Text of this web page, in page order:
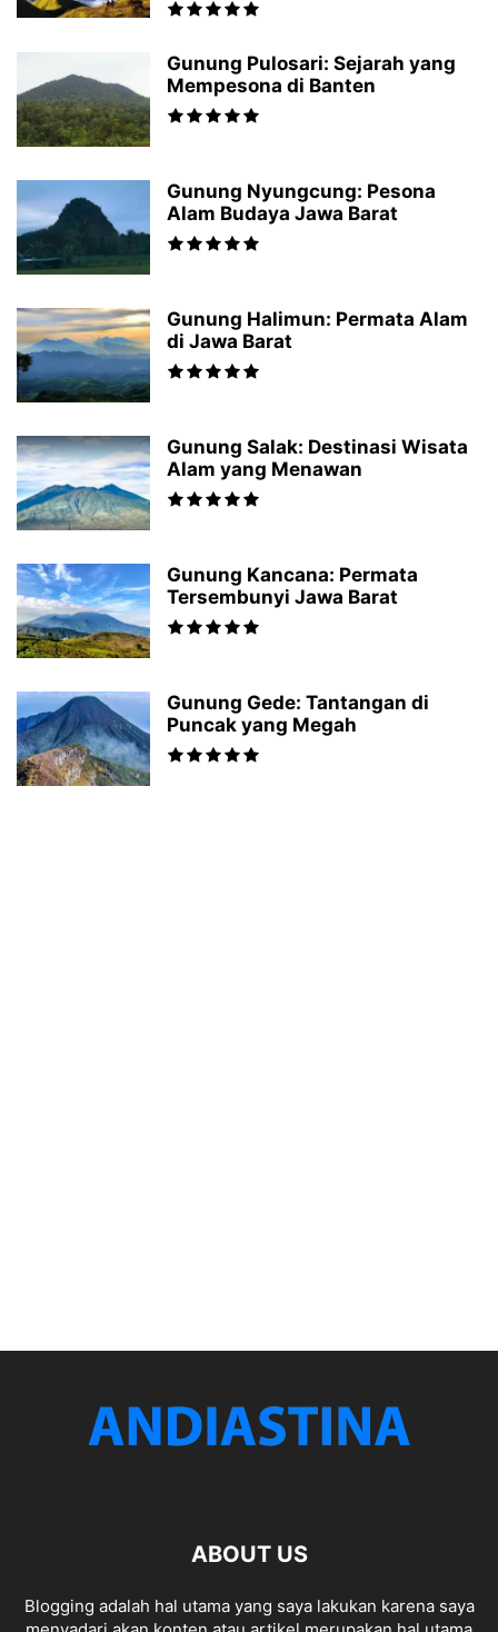
Gunung Pulosari: Sejarah yang
Mempesona di Banten
Gunung Nyungcung: Pesona
Alam Budaya Jawa Barat
Gunung Halimun: Permata Alam
di Jawa Barat
Gunung Salak: Destinasi Wisata
Alam yang Menawan
Gunung Kancana: Permata
Tersembunyi Jawa Barat
Gunung Gede: Tantangan di
Puncak yang Megah
ABOUT US
Blogging adalah hal utama yang saya lakukan karena saya